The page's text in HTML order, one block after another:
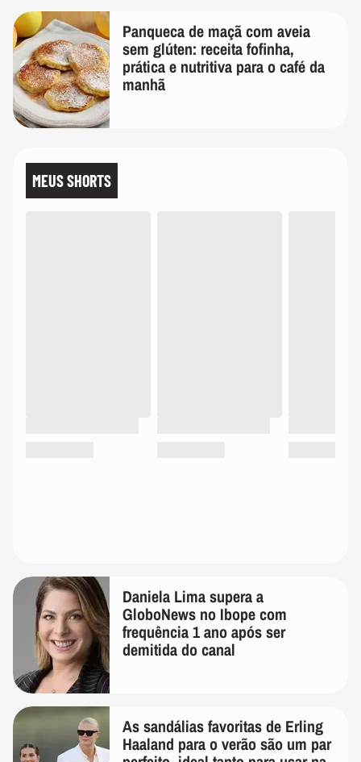
Panqueca de maçã com aveia
sem glúten: receita fofinha,
prática e nutritiva para o café da
manhã
MEUS SHORTS
Daniela Lima supera a
GloboNews no Ibope com
frequência 1 ano após ser
demitida do canal
As sandálias favoritas de Erling
Haaland para o verão são um par